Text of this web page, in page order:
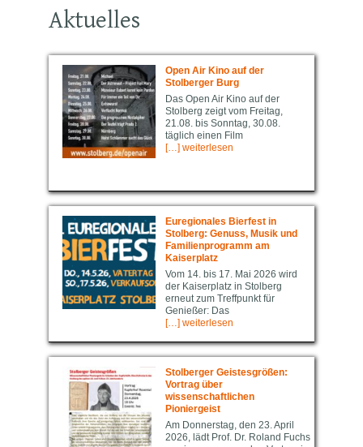
Aktuelles
Open Air Kino auf der
Stolberger Burg
Das Open Air Kino auf der
Stolberg zeigt vom Freitag,
21.08. bis Sonntag, 30.08.
täglich einen Film
[…] weiterlesen
Euregio­nal­es Bierfest in
Stolberg: Genuss, Musik und
Familienprogramm am
Kaiserplatz
Vom 14. bis 17. Mai 2026 wird
der Kaiserplatz in Stolberg
erneut zum Treffpunkt für
Genießer: Das
[…] weiterlesen
Stolberger Geistesgrößen:
Vortrag über
wissenschaftlichen
Pioniergeist
Am Donnerstag, den 23. April
2026, lädt Prof. Dr. Roland Fuchs